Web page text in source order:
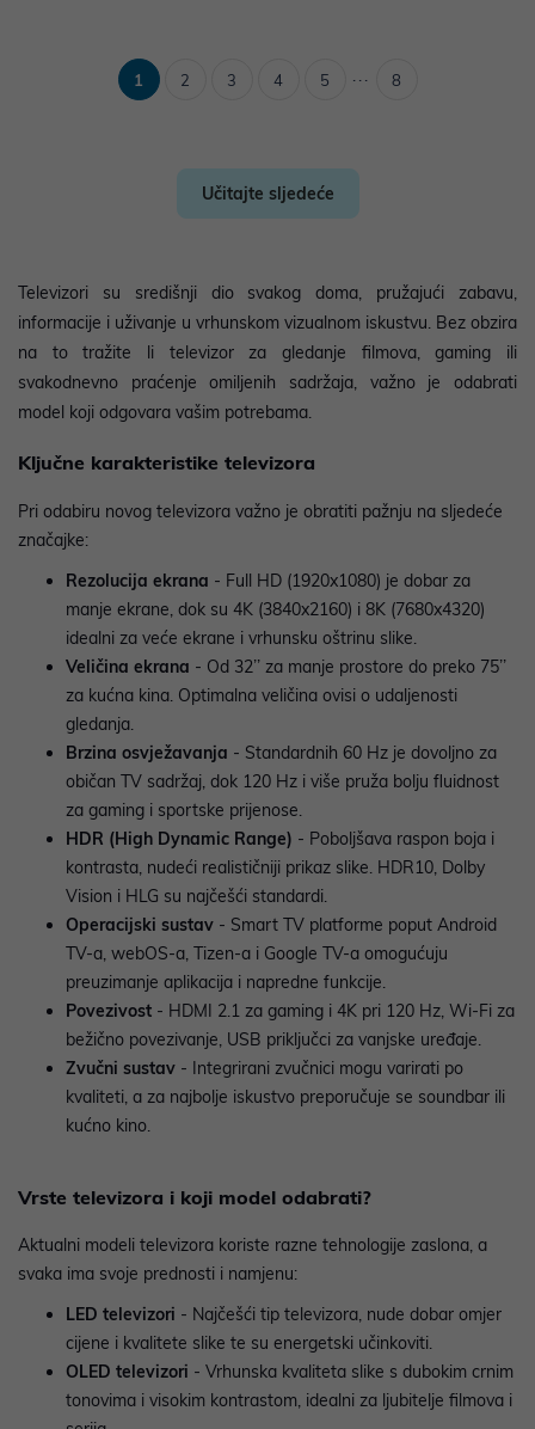
1 2 3 4 5 ... 8
Učitajte sljedeće
Televizori su središnji dio svakog doma, pružajući zabavu,
informacije i uživanje u vrhunskom vizualnom iskustvu. Bez obzira
na to tražite li televizor za gledanje filmova, gaming ili
svakodnevno praćenje omiljenih sadržaja, važno je odabrati
model koji odgovara vašim potrebama.
Ključne karakteristike televizora
Pri odabiru novog televizora važno je obratiti pažnju na sljedeće
značajke:
Rezolucija ekrana - Full HD (1920x1080) je dobar za
manje ekrane, dok su 4K (3840x2160) i 8K (7680x4320)
idealni za veće ekrane i vrhunsku oštrinu slike.
Veličina ekrana - Od 32’’ za manje prostore do preko 75’’
za kućna kina. Optimalna veličina ovisi o udaljenosti
gledanja.
Brzina osvježavanja - Standardnih 60 Hz je dovoljno za
običan TV sadržaj, dok 120 Hz i više pruža bolju fluidnost
za gaming i sportske prijenose.
HDR (High Dynamic Range) - Poboljšava raspon boja i
kontrasta, nudeći realističniji prikaz slike. HDR10, Dolby
Vision i HLG su najčešći standardi.
Operacijski sustav - Smart TV platforme poput Android
TV-a, webOS-a, Tizen-a i Google TV-a omogućuju
preuzimanje aplikacija i napredne funkcije.
Povezivost - HDMI 2.1 za gaming i 4K pri 120 Hz, Wi-Fi za
bežično povezivanje, USB priključci za vanjske uređaje.
Zvučni sustav - Integrirani zvučnici mogu varirati po
kvaliteti, a za najbolje iskustvo preporučuje se soundbar ili
kućno kino.
Vrste televizora i koji model odabrati?
Aktualni modeli televizora koriste razne tehnologije zaslona, a
svaka ima svoje prednosti i namjenu:
LED televizori - Najčešći tip televizora, nude dobar omjer
cijene i kvalitete slike te su energetski učinkoviti.
OLED televizori - Vrhunska kvaliteta slike s dubokim crnim
tonovima i visokim kontrastom, idealni za ljubitelje filmova i